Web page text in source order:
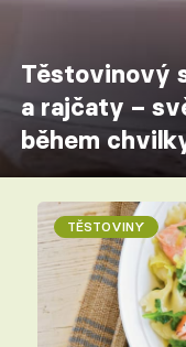
Těstovinový
a rajčaty –
během
TĚSTOVINY